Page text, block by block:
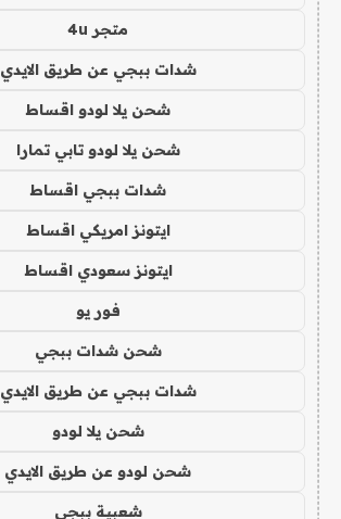
متجر 4u
شدات ببجي عن طريق الايدي
شحن يلا لودو اقساط
شحن يلا لودو تابي تمارا
شدات ببجي اقساط
ايتونز امريكي اقساط
ايتونز سعودي اقساط
فور يو
شحن شدات ببجي
شدات ببجي عن طريق الايدي
شحن يلا لودو
شحن لودو عن طريق الايدي
شعبية ببجي